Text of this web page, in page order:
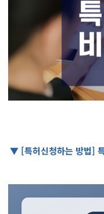
▼ [특허신청하는 방법]